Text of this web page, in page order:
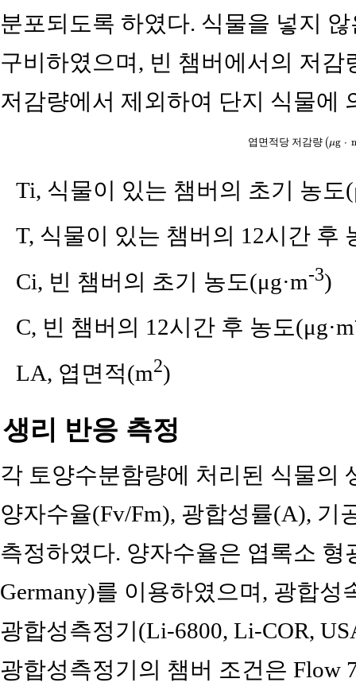
분포되도록 하였다. 식물을 넣지
구비하였으며, 빈 챔버에서의 저
저감량에서 제외하여 단지 식물에
엽 면 적 당 저 감량 (μg ⋅
Ti, 식물이 있는 챔버의 초기 농도
T, 식물이 있는 챔버의 12시간 후
Ci, 빈 챔버의 초기 농도(μg·m-3)
C, 빈 챔버의 12시간 후 농도(μg·m
LA, 엽면적(m2)
생리 반응 측정
각 토양수분함량에 처리된 식물의
양자수율(Fv/Fm), 광합성률(A), 기
측정하였다. 양자수율은 엽록소
Germany)를 이용하였으며, 광합
광합성측정기(Li-6800, Li-COR,
광합성측정기의 챔버 조건은 Flow